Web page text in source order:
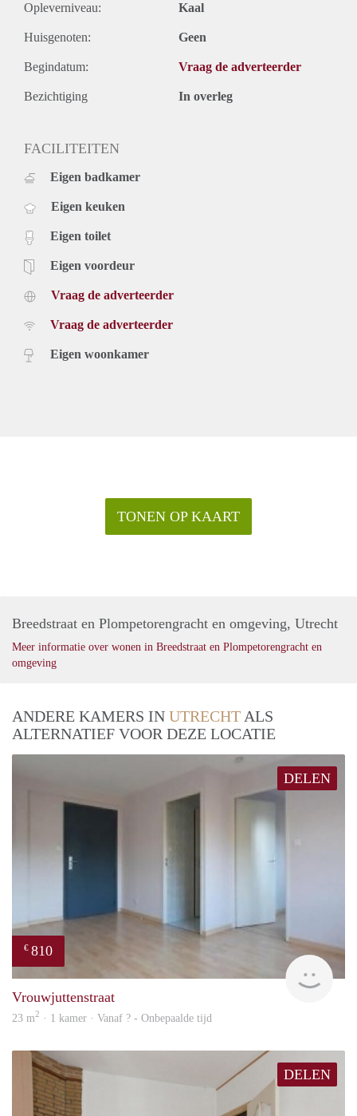
Opleverniveau: Kaal
Huisgenoten: Geen
Begindatum: Vraag de adverteerder
Bezichtiging In overleg
FACILITEITEN
Eigen badkamer
Eigen keuken
Eigen toilet
Eigen voordeur
Vraag de adverteerder
Vraag de adverteerder
Eigen woonkamer
TONEN OP KAART
Breedstraat en Plompetorengracht en omgeving, Utrecht
Meer informatie over wonen in Breedstraat en Plompetorengracht en
omgeving
ANDERE KAMERS IN UTRECHTALS
ALTERNATIEF VOOR DEZE LOCATIE
DELEN
€ 810
Vrouwjuttenstraat
23 m2 · 1 kamer · Vanaf ? - Onbepaalde tijd
DELEN